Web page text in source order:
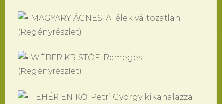
MAGYARY ÁGNES: A lélek változatlan
(Regényrészlet)
WÉBER KRISTÓF: Remegés
(Regényrészlet)
FEHÉR ENIKŐ: Petri György kikanalazza